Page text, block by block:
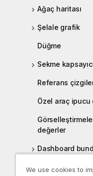
Ağaç haritası
Şelale grafik
Düğme
Sekme
Referans
Özel araç ipucu
değerler
Dashboard
Visualization
We use cookies to